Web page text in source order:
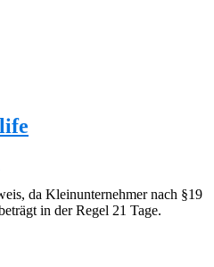
da Kleinunternehmer nach §19
in der Regel 21 Tage.